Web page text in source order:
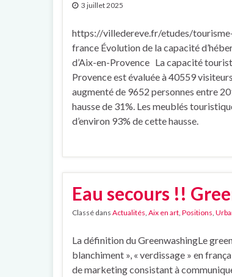
3 juillet 2025
https://villedereve.fr/etudes/
france Évolution de la capacité
d’Aix-en-Provence La capacité
Provence est évaluée à 40559
augmenté de 9652 personnes entre
hausse de 31%. Les meublés
d’environ 93% de cette hausse.
Eau secours !!
Classé dans Actualités Aix en art Positions
La définition du GreenwashingLe
blanchiment », « verdissage » en
de marketing consistant à